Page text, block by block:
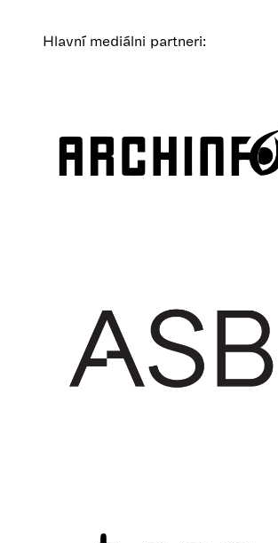
Hlavní mediálni partneri: